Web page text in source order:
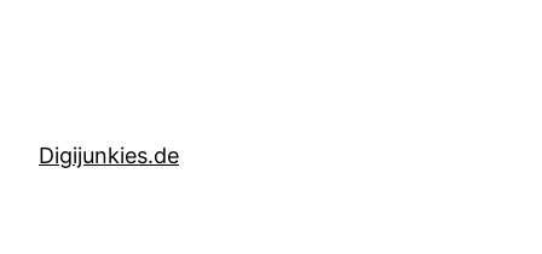
Digijunkies.de